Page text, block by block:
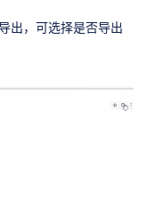
出，可选择是否导出